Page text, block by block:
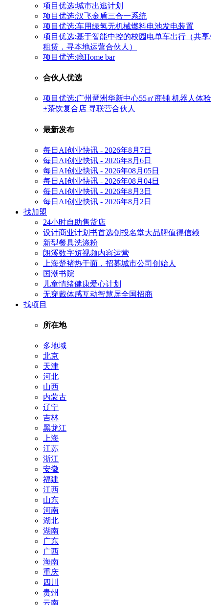
项目优选:城市出逃计划
项目优选:汉飞金盾三合一系统
项目优选:车用绿氢无机械燃料电池发电装置
项目优选:基于智能中控的校园电单车出行（共享/
租赁，寻本地运营合伙人）
项目优选:瘾Home bar
合伙人优选
项目优选:广州琶洲华新中心55㎡商铺 机器人体验
+茶饮复合店 寻联营合伙人
最新发布
每日AI创业快讯 - 2026年8月7日
每日AI创业快讯 - 2026年8月6日
每日AI创业快讯 - 2026年08月05日
每日AI创业快讯 - 2026年08月04日
每日AI创业快讯 - 2026年8月3日
每日AI创业快讯 - 2026年8月2日
找加盟
24小时自助售货店
设计商业计划书首选创投名堂大品牌值得信赖
新型餐具洗涤粉
朗溪数字短视频内容运营
上海楚褚热干面，招募城市公司创始人
国潮书院
儿童情绪健康爱心计划
无穿戴体感互动智慧屏全国招商
找项目
所在地
多地域
北京
天津
河北
山西
内蒙古
辽宁
吉林
黑龙江
上海
江苏
浙江
安徽
福建
江西
山东
河南
湖北
湖南
广东
广西
海南
重庆
四川
贵州
云南